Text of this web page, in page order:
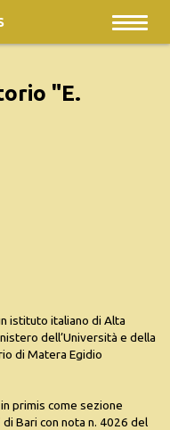
"E.
istituto italiano di Alta
dell’Università e della
di Matera Egidio
primis come sezione
Bari con nota n. 4026 del